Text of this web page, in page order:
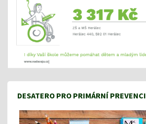
DESATERO PRO PRIMÁRNÍ PREVENCI